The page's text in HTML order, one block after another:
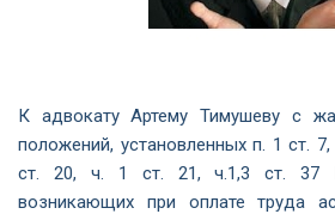
К адвокату Артему Тимушеву с
положений, установленных п. 1 ст.
ст. 20, ч. 1 ст. 21, ч.1,3 ст. 37
возникающих при оплате труда